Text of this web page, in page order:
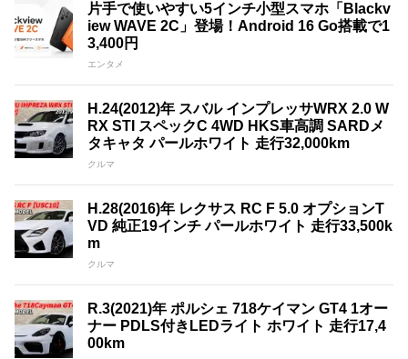
片手で使いやすい5インチ小型スマホ「Blackv
iew WAVE 2C」登場！Android 16 Go搭載で1
3,400円
エンタメ
H.24(2012)年 スバル インプレッサWRX 2.0 W
RX STI スペックC 4WD HKS車高調 SARDメ
タキャタ パールホワイト 走行32,000km
クルマ
H.28(2016)年 レクサス RC F 5.0 オプションT
VD 純正19インチ パールホワイト 走行33,500k
m
クルマ
R.3(2021)年 ポルシェ 718ケイマン GT4 1オー
ナー PDLS付きLEDライト ホワイト 走行17,4
00km